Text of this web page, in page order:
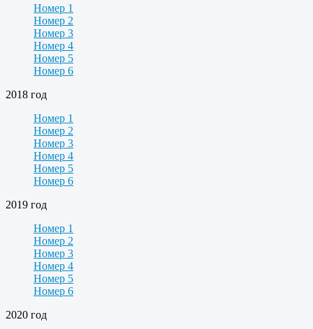
Номер 1
Номер 2
Номер 3
Номер 4
Номер 5
Номер 6
2018 год
Номер 1
Номер 2
Номер 3
Номер 4
Номер 5
Номер 6
2019 год
Номер 1
Номер 2
Номер 3
Номер 4
Номер 5
Номер 6
2020 год